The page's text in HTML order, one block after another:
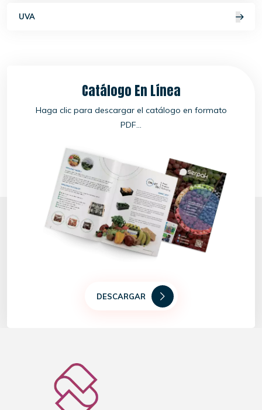
UVA
Catálogo En Línea
Haga clic para descargar el catálogo en formato
PDF...
DESCARGAR